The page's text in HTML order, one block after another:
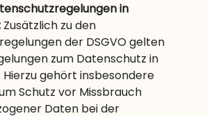
in
Zusätzlich zu den
der DSGVO gelten
zum Datenschutz in
Hierzu gehört insbesondere
Schutz vor Missbrauch
Daten bei der